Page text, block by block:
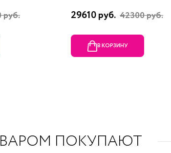
руб. 29610 руб. 42300 руб.
В КОРЗИНУ
ПОКУПАЮТ